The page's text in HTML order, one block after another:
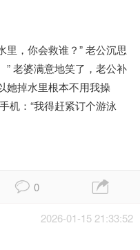
里，你会救谁？” 老公沉思
” 老婆满意地笑了，老公补
她掉水里根本不用我操
机：“我得赶紧订个游泳
0
2026-01-15 21:33:52